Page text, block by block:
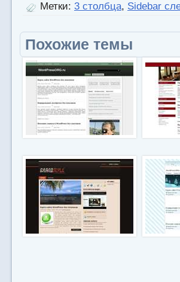
Метки: 3 столбца, Sidebar
Похожие темы